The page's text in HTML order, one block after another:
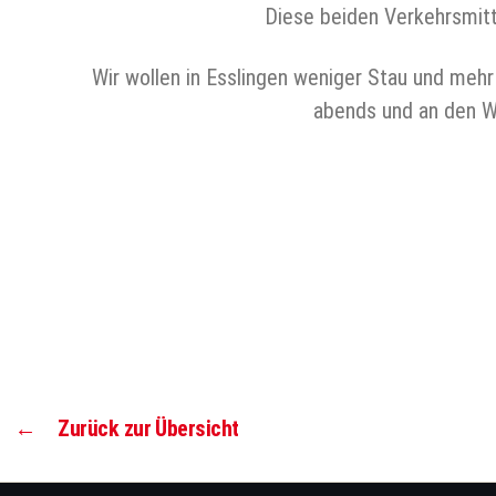
Diese beiden
Wir wollen in Esslingen weniger Stau und
abends und an den
← Zurück zur Übersicht